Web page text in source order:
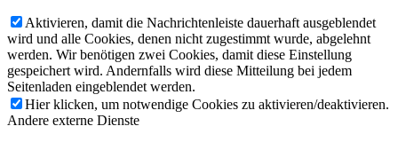
Aktivieren, damit die Nachrichtenleiste dauerhaft ausgeblendet
wird und alle Cookies, denen nicht zugestimmt wurde, abgelehnt
werden. Wir benötigen zwei Cookies, damit diese Einstellung
gespeichert wird. Andernfalls wird diese Mitteilung bei jedem
Seitenladen eingeblendet werden.
Hier klicken, um notwendige Cookies zu aktivieren/deaktivieren.
Andere externe Dienste